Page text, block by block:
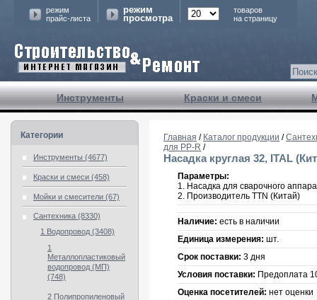
Инструменты Краски и смеси
режим
прайс-листа
режим
просмотра
товаров
на страницу
Категории
Инструменты (4677)
Краски и смеси (458)
Мойки и смесители (67)
Сантехника (8330)
1 Водопровод (3408)
1
Металлопластиковый
водопровод (МП)
(748)
2 Полипропиленовый
Главная / Каталог продукции /
для PP-R /
Насадка круглая 32, ITAL
Параметры:
1. Насадка для сварочного
2. Производитель TTN (Китай)
Наличие: есть в наличии
Единица измерения: шт.
Срок поставки: 3 дня
Условия поставки: Предоплата
Оценка посетителей: нет оценки